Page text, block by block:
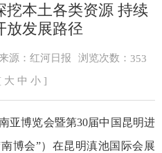
挖本土各类资源 持续
放发展路径
源：红河日报 浏览次数： 353
大 中 小 ]
亚博览会暨第30届中国昆明进
博会”）在昆明滇池国际会展